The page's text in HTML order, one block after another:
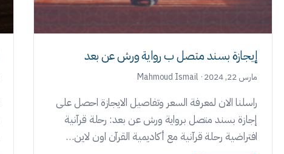
إيجازة بسند متصل ب رواية ورش عن بعد
مارس 22, 2024 · Mahmoud Ismail
راسلنا الان لمعرفة السعر وتفاصيل الايجازة احصل على
إجازة بسند متصل برواية ورش عن بعد: رحلة قرآنية
افتراضية رحلة قرآنية مع أكاديمية القرآن اون لاين…